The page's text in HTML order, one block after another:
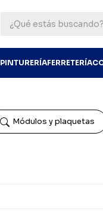
PINTURERÍAFERRETERÍA
Módulos y plaquetas